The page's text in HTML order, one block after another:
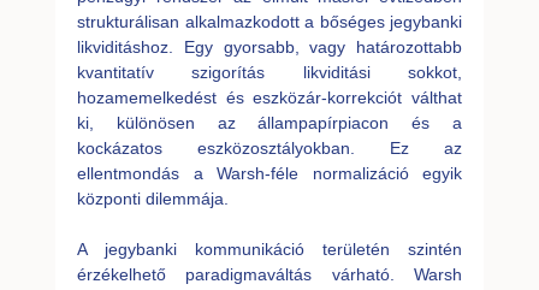
strukturálisan alkalmazkodott a bőséges jegybanki
likviditáshoz. Egy gyorsabb, vagy határozottabb
kvantitatív szigorítás likviditási sokkot,
hozamemelkedést és eszközár-korrekciót válthat
ki, különösen az állampapírpiacon és a
kockázatos eszközosztályokban. Ez az
ellentmondás a Warsh-féle normalizáció egyik
központi dilemmája.
A jegybanki kommunikáció területén szintén
érzékelhető paradigmaváltás várható. Warsh